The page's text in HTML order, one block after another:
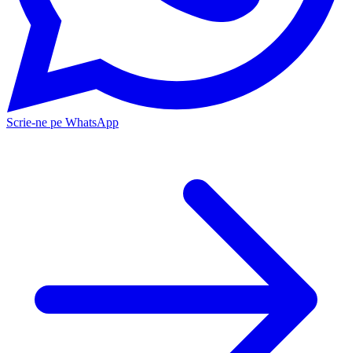
Scrie-ne pe WhatsApp